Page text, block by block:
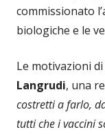
commissionato
biologiche e le
Le motivazioni
Langrudi, una
costretti a farlo,
tutti che i vaccini